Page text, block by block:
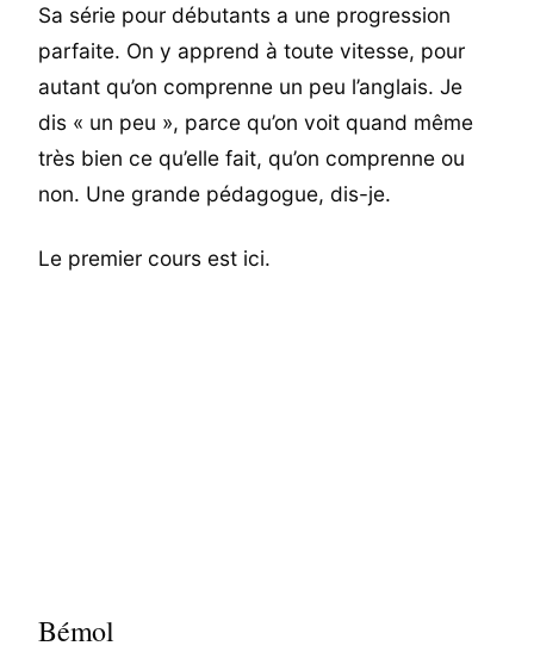
Sa série pour débutants a une progression
parfaite. On y apprend à toute vitesse, pour
autant qu’on comprenne un peu l’anglais. Je
dis « un peu », parce qu’on voit quand même
très bien ce qu’elle fait, qu’on comprenne ou
non. Une grande pédagogue, dis-je.
Le premier cours est ici.
Bémol